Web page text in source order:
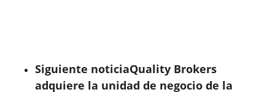
Siguiente noticiaQuality Brokers
adquiere la unidad de negocio de la